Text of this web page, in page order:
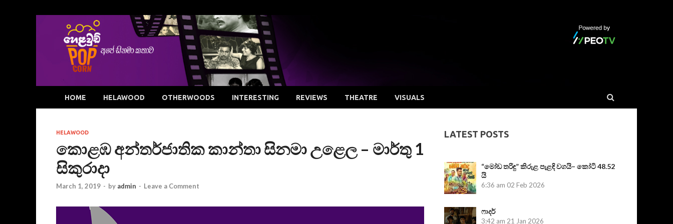
HOME HELAWOOD OTHERWOODS INTERESTING REVIEWS THEATRE VISUALS
HELAWOOD
කොළඹ අන්තර්ජාතික කාන්තා සිනමා උළෙල – මාර්තු 1
සිකුරාදා
March 1, 2019 - by admin - Leave a Comment
LATEST POSTS
“මෝඩ තරිඳු” කිරුළ පැළඳි වගයි– කෝටි 48.52
යි
6:36 am 02 Feb 2026
ෆාදර්
3:42 am 21 Jan 2026